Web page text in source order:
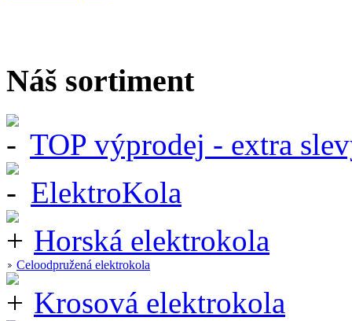
Náš sortiment
TOP výprodej - extra
ElektroKola
Horská elektrokola
Celoodpružená elektrokola
Krosová elektrokola